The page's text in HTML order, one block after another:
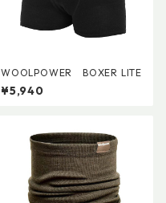
WOOLPOWER BOXER LITE
¥5,940